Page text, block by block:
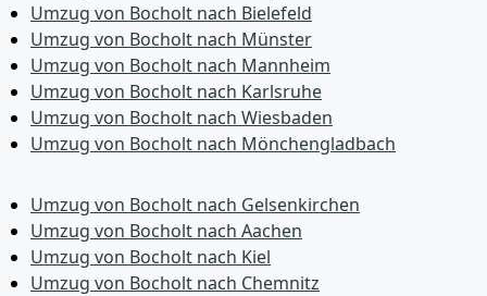
Umzug von Bocholt nach Bielefeld
Umzug von Bocholt nach Münster
Umzug von Bocholt nach Mannheim
Umzug von Bocholt nach Karlsruhe
Umzug von Bocholt nach Wiesbaden
Umzug von Bocholt nach Mönchen­gladbach
Umzug von Bocholt nach Gelsenkirchen
Umzug von Bocholt nach Aachen
Umzug von Bocholt nach Kiel
Umzug von Bocholt nach Chemnitz